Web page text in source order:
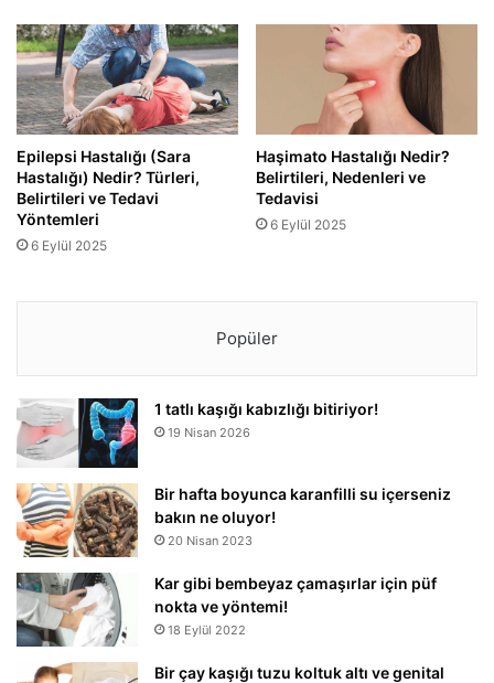
Epilepsi Hastalığı (Sara
Hastalığı) Nedir? Türleri,
Belirtileri ve Tedavi
Yöntemleri
6 Eylül 2025
Haşimato Hastalığı Nedir?
Belirtileri, Nedenleri ve
Tedavisi
6 Eylül 2025
Popüler
1 tatlı kaşığı kabızlığı bitiriyor!
19 Nisan 2026
Bir hafta boyunca karanfilli su içerseniz
bakın ne oluyor!
20 Nisan 2023
Kar gibi bembeyaz çamaşırlar için püf
nokta ve yöntemi!
18 Eylül 2022
Bir çay kaşığı tuzu koltuk altı ve genital